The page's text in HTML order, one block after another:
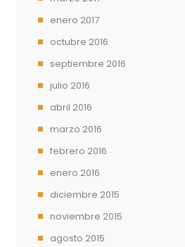
enero 2017
octubre 2016
septiembre 2016
julio 2016
abril 2016
marzo 2016
febrero 2016
enero 2016
diciembre 2015
noviembre 2015
agosto 2015